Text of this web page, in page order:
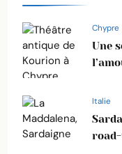
Chypre
Une
Italie